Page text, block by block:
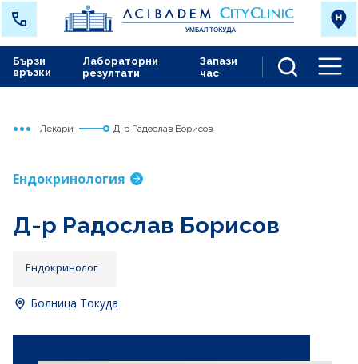
Лабораторни
резултати
Запази
час
Бързи
връзки
Начало
Токуда
Лекари Д-р Радослав Борисов
Ендокринология
Д-р Радослав Борисов
Ендокринолог
Болница Токуда